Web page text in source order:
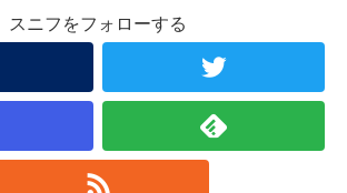
スニフをフォローする